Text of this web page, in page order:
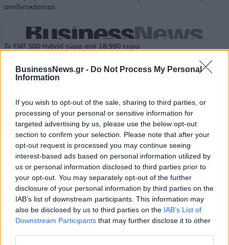
BusinessNews.gr - Do Not Process My Personal
Information
If you wish to opt-out of the sale, sharing to third parties, or
processing of your personal or sensitive information for
targeted advertising by us, please use the below opt-out
section to confirm your selection. Please note that after your
opt-out request is processed you may continue seeing
interest-based ads based on personal information utilized by
us or personal information disclosed to third parties prior to
your opt-out. You may separately opt-out of the further
disclosure of your personal information by third parties on the
IAB’s list of downstream participants. This information may
also be disclosed by us to third parties on the IAB’s List of
Downstream Participants that may further disclose it to other
αποδοτικότητας
Το FIAT 500 Hybrid τώρα από 18.990 ευρώ
παίκτης του Πανιώνιου
όλων"! (vid)
Είσοδος της γαλλικής Meridiam στην ηλεκτρική διασύνδεση Ελλάδας
– Κύπρου
Coca-Cola HBC: Άνοδος 11,4%
στα καθαρά κέρδη του α΄
εξαμήνου – Στα 524,4 εκατ.
Cenergy Holdings: Άνοδος 45%
στα καθαρά κέρδη του α΄
εξαμήνου, στα 138 εκατ. ευρώ